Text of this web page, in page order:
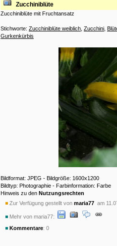
Zucchiniblüte
Zucchiniblüte mit Fruchtansatz
Stichworte: Zucchiniblüte weiblich Zucchini
Gurkenkürbis
Bildformat: JPEG - Bildgröße: 1600x1200
Bildtyp: Photographie - Farbinformation: Farbe
Hinweis zu den Nutzungsrechten
Zur Verfügung gestellt von maria77 am
Mehr von maria77:
Kommentare: 0